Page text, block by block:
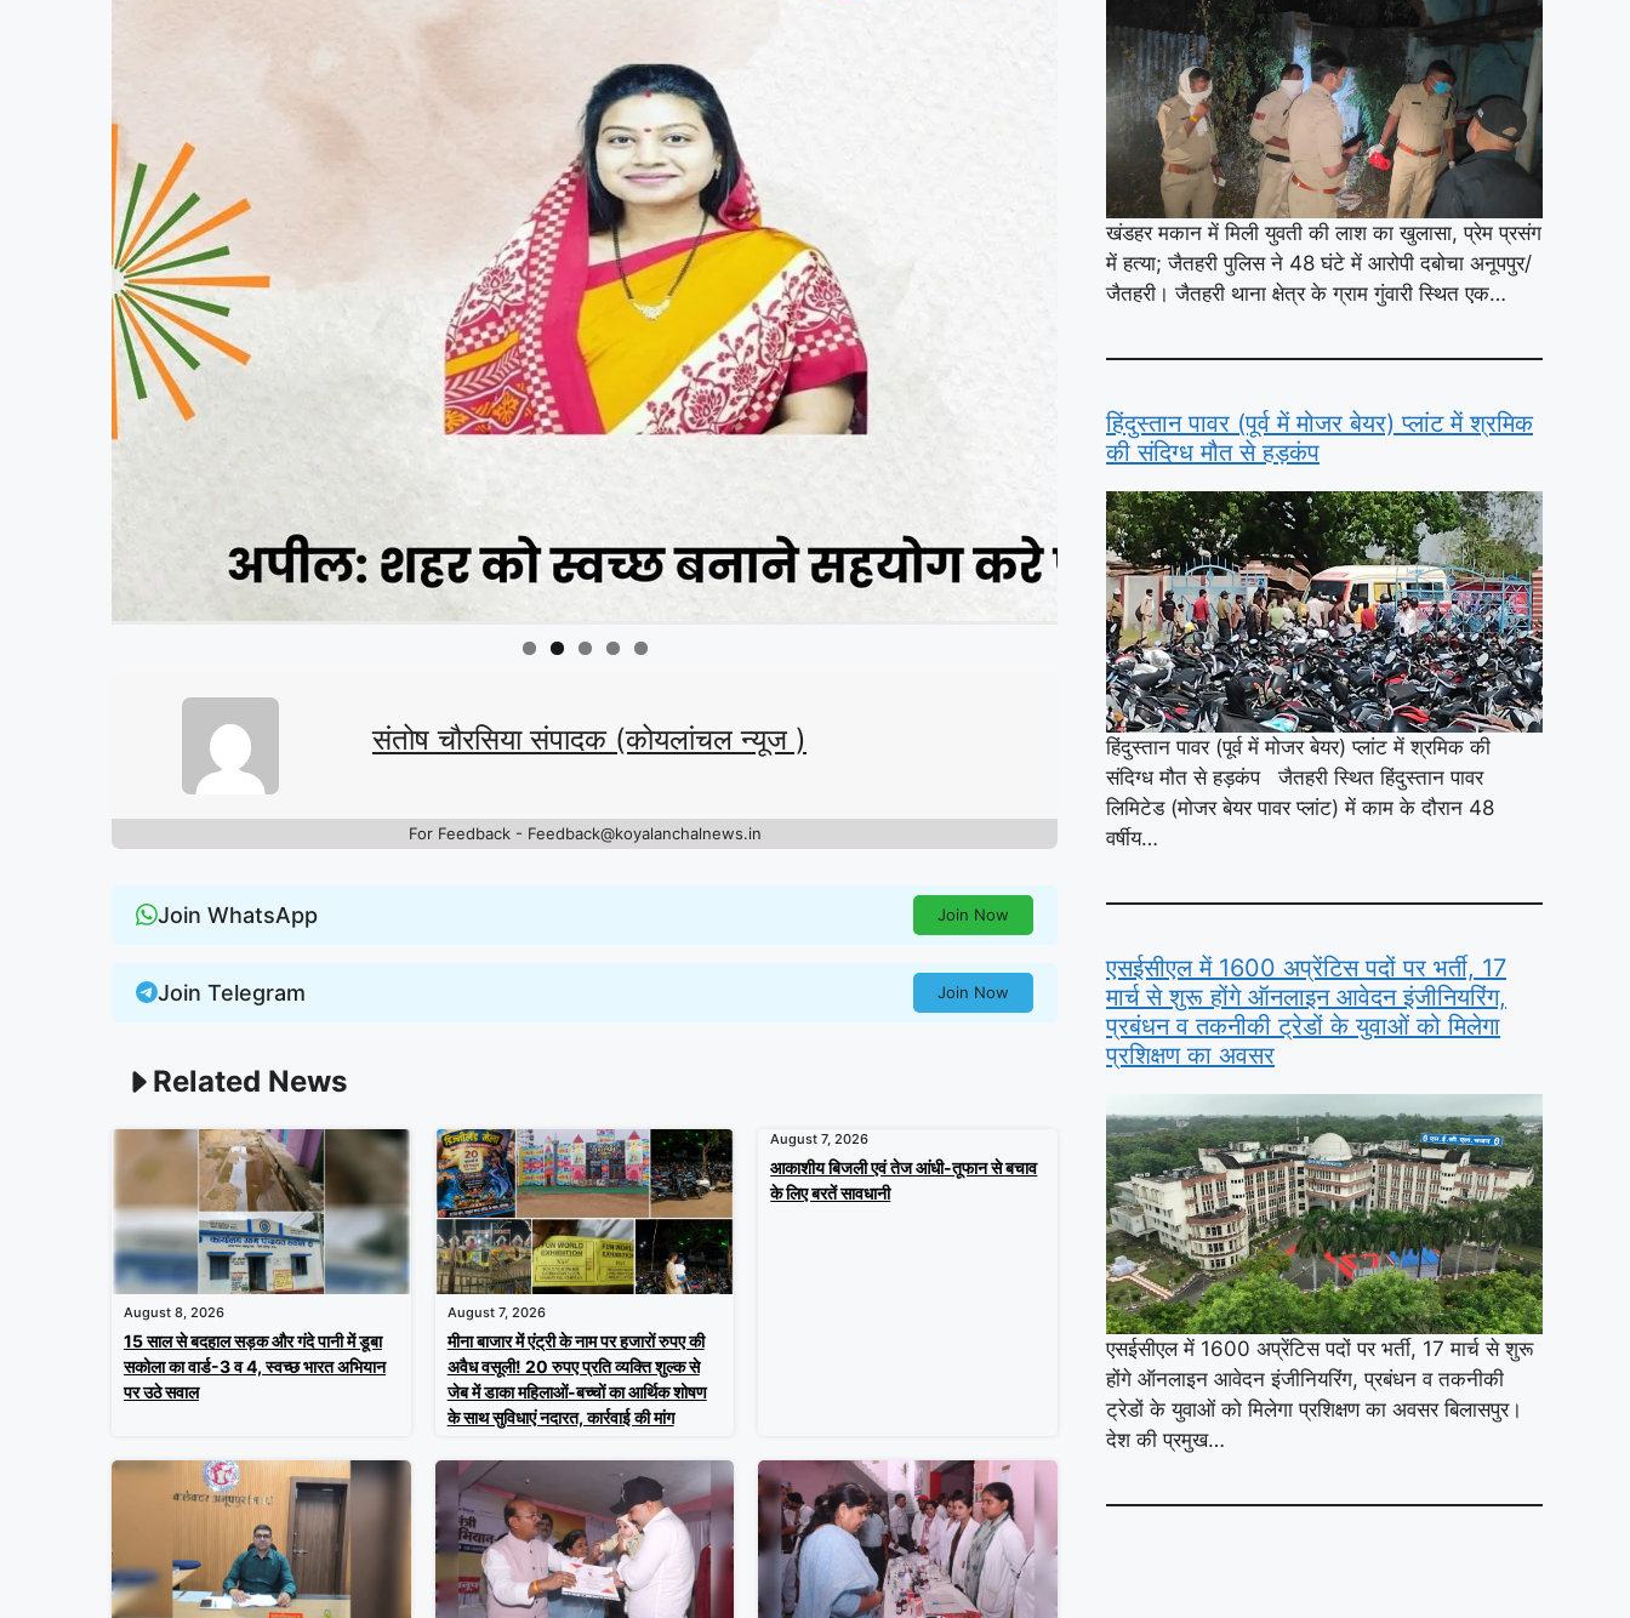
संतोष चौरसिया संपादक (कोयलांचल न्यूज )
For Feedback - Feedback@koyalanchalnews.in
Join WhatsApp Join Now
Join Telegram Join Now
Related News
August 8, 2026
15 साल से बदहाल सड़क और गंदे पानी में डूबा
सकोला का वार्ड-3 व 4, स्वच्छ भारत अभियान
पर उठे सवाल
August 7, 2026
मीना बाजार में एंट्री के नाम पर हजारों रुपए की
अवैध वसूली! 20 रुपए प्रति व्यक्ति शुल्क से
जेब में डाका महिलाओं-बच्चों का आर्थिक शोषण
के साथ सुविधाएं नदारत, कार्रवाई की मांग
August 7, 2026
आकाशीय बिजली एवं तेज आंधी-तूफान से बचाव
के लिए बरतें सावधानी
खंडहर मकान में मिली युवती की लाश का खुलासा, प्रेम प्रसंग
में हत्या; जैतहरी पुलिस ने 48 घंटे में आरोपी दबोचा अनूपपुर/
जैतहरी। जैतहरी थाना क्षेत्र के ग्राम गुंवारी स्थित एक…
हिंदुस्तान पावर (पूर्व में मोजर बेयर) प्लांट में श्रमिक
की संदिग्ध मौत से हड़कंप
हिंदुस्तान पावर (पूर्व में मोजर बेयर) प्लांट में श्रमिक की
संदिग्ध मौत से हड़कंप जैतहरी स्थित हिंदुस्तान पावर
लिमिटेड (मोजर बेयर पावर प्लांट) में काम के दौरान 48
वर्षीय…
एसईसीएल में 1600 अप्रेंटिस पदों पर भर्ती, 17
मार्च से शुरू होंगे ऑनलाइन आवेदन इंजीनियरिंग,
प्रबंधन व तकनीकी ट्रेडों के युवाओं को मिलेगा
प्रशिक्षण का अवसर
एसईसीएल में 1600 अप्रेंटिस पदों पर भर्ती, 17 मार्च से शुरू
होंगे ऑनलाइन आवेदन इंजीनियरिंग, प्रबंधन व तकनीकी
ट्रेडों के युवाओं को मिलेगा प्रशिक्षण का अवसर बिलासपुर।
देश की प्रमुख…